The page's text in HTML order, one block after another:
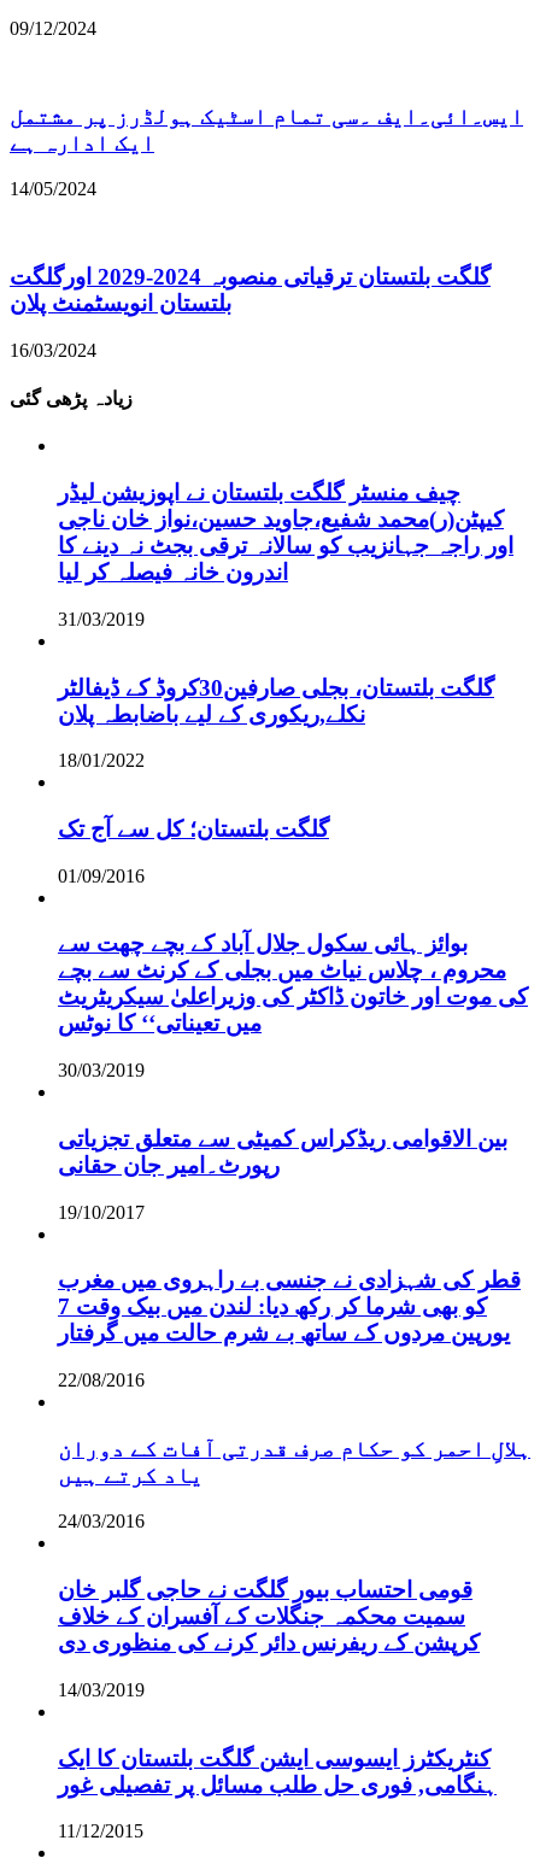
09/12/2024
ایس۔ائی۔ایف ۔سی تمام اسٹیک ہولڈرز پر مشتمل
ایک ادارہ ہے
14/05/2024
گلگت بلتستان ترقیاتی منصوبہ 2024-2029 اورگلگت
بلتستان انویسٹمنٹ پلان
16/03/2024
زیادہ پڑھی گئی
چیف منسٹر گلگت بلتستان نے اپوزیشن لیڈر
کیپٹن(ر)محمد شفیع،جاوید حسین،نواز خان ناجی
اور راجہ جہانزیب کو سالانہ ترقی بجٹ نہ دینے کا
اندرون خانہ فیصلہ کر لیا
31/03/2019
گلگت بلتستان، بجلی صارفین30کروڈ کے ڈیفالٹر
نکلے,ریکوری کے لیے باضابطہ پلان
18/01/2022
گلگت بلتستان؛ کل سے آج تک
01/09/2016
بوائز ہائی سکول جلال آباد کے بچے چھت سے
محروم ، چلاس نیاٹ میں بجلی کے کرنٹ سے بچے
کی موت اور خاتون ڈاکٹر کی وزیراعلیٰ سیکریٹریٹ
میں تعیناتی‘‘ کا نوٹس
30/03/2019
بین الاقوامی ریڈکراس کمیٹی سے متعلق تجزیاتی
رپورٹ۔امیر جان حقانی
19/10/2017
قطر کی شہزادی نے جنسی بے راہروی میں مغرب
کو بھی شرما کر رکھ دیا: لندن میں بیک وقت 7
یورپین مردوں کے ساتھ بے شرم حالت میں گرفتار
22/08/2016
ہلالِ احمر کو حکام صرف قدرتی آفات کے دوران
یاد کرتے ہیں
24/03/2016
قومی احتساب بیور گلگت نے حاجی گلبر خان
سمیت محکمہ جنگلات کے آفسران کے خلاف
کرپشن کے ریفرنس دائر کرنے کی منظوری دی
14/03/2019
کنٹریکٹرز ایسوسی ایشن گلگت بلتستان کا ایک
ہنگامی, فوری حل طلب مسائل پر تفصیلی غور
11/12/2015